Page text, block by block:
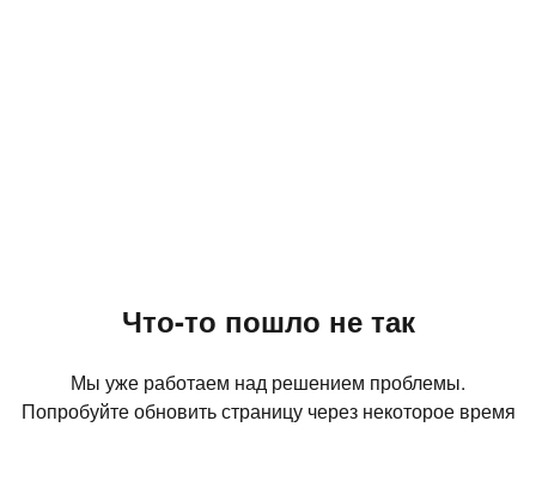
Что-то пошло не так
Мы уже работаем над решением проблемы.
Попробуйте обновить страницу через некоторое время